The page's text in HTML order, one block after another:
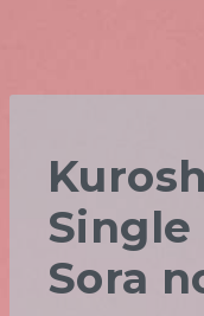
Single
Sora